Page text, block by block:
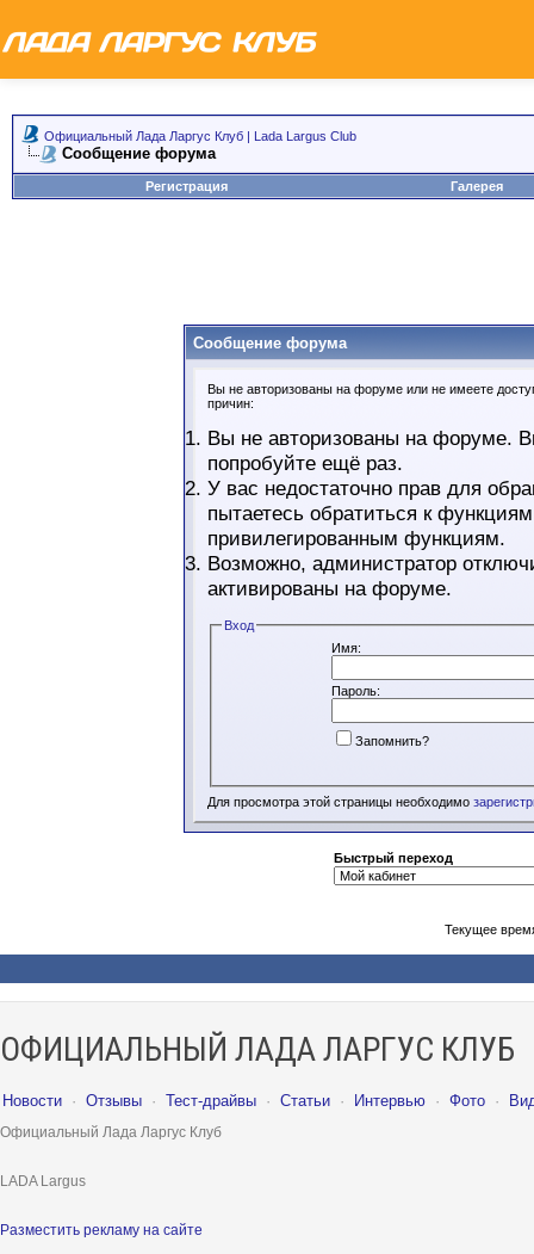
Официальный Лада Ларгус Клуб | Lada Largus Club
Сообщение форума
Регистрация Галерея
Сообщение форума
Вы не авторизованы на форуме или не имеете
причин:
Вы не авторизованы на форуме.
попробуйте ещё раз.
У вас недостаточно прав для
пытаетесь обратиться к
привилегированным функциям.
Возможно, администратор
активированы на форуме.
Вход
Имя:
Пароль:
Запомнить?
Для просмотра этой страницы необходимо
Быстрый переход
Текущее
ОФИЦИАЛЬНЫЙ ЛАДА ЛАРГУС КЛУБ
Новости · Отзывы · Тест-драйвы · Статьи · Интервью · Фото ·
Официальный Лада Ларгус Клуб
LADA Largus
Разместить рекламу на сайте